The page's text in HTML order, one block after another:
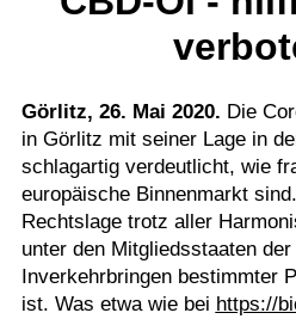
Politik
Wirtschaft
Service
Verkehr
Gesundheit
Kultur
Sport
Görlitz, 26. Mai 2020. Die
in Görlitz mit seiner Lage in
schlagartig verdeutlicht, wie
europäische Binnenmarkt
Rechtslage trotz aller
unter den Mitgliedsstaaten
Inverkehrbringen bestimmter
ist. Was etwa wie bei https://